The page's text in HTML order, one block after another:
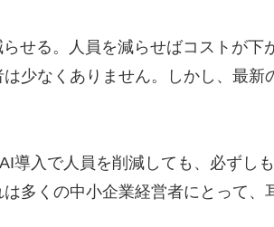
らせる。人員を減らせばコストが
少なくありません。しかし、最新
導入で人員を削減しても、必ずし
多くの中小企業経営者にとって、